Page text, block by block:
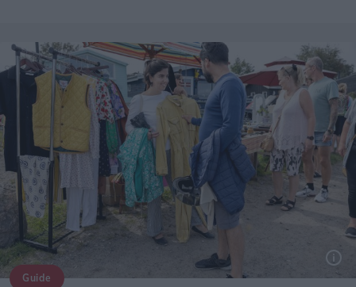
Alle borgere i området bedes søge væk fra røgen,
samt lukke for døre, vinduer og ventilation.
Opdateres...
Guide